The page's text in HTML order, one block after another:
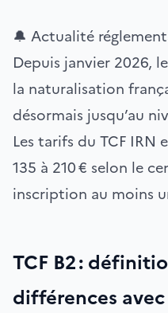
🔔 Actualité
Depuis janvier 2026,
la naturalisation
désormais jusqu’au
Les tarifs du TCF IRN
135 à 210 € selon le
inscription au moins
TCF B2 :
différences avec